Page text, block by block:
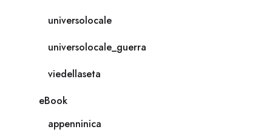
universolocale
universolocale_guerra
viedellaseta
eBook
appenninica